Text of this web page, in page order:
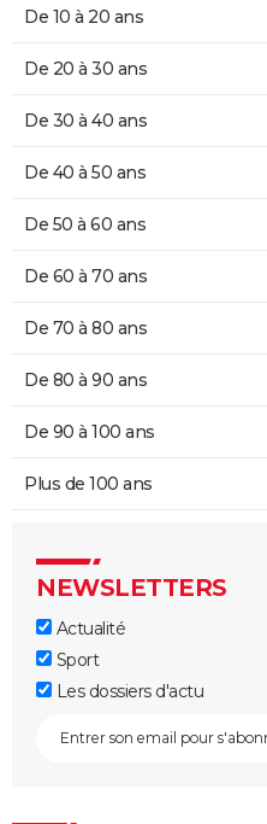
De 10 à 20 ans
De 20 à 30 ans
De 30 à 40 ans
De 40 à 50 ans
De 50 à 60 ans
De 60 à 70 ans
De 70 à 80 ans
De 80 à 90 ans
De 90 à 100 ans
Plus de 100 ans
NEWSLETTERS
Actualité
Sport
Les dossiers d'actu